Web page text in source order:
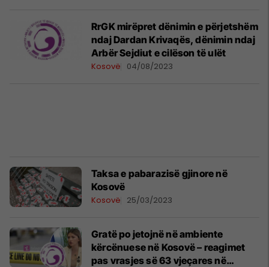
RrGK mirëpret dënimin e përjetshëm
ndaj Dardan Krivaqës, dënimin ndaj
Arbër Sejdiut e cilëson të ulët
Kosovë 04/08/2023
Taksa e pabarazisë gjinore në
Kosovë
Kosovë 25/03/2023
Gratë po jetojnë në ambiente
kërcënuese në Kosovë – reagimet
pas vrasjes së 63 vjeçares në